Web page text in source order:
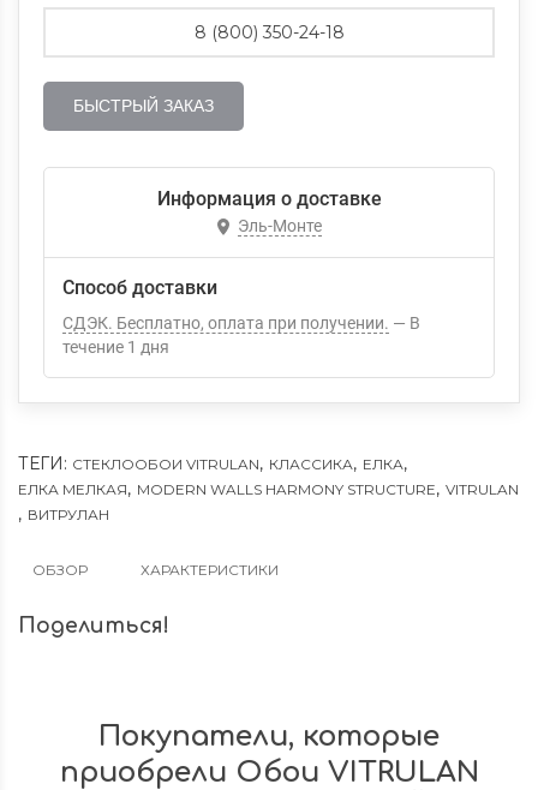
8 (800) 350-24-18
БЫСТРЫЙ ЗАКАЗ
Информация о доставке
Эль-Монте
Способ доставки
СДЭК. Бесплатно, оплата при получении.
В
течение 1 дня
ТЕГИ: СТЕКЛООБОИ VITRULAN, КЛАССИКА, ЕЛКА,
ЕЛКА МЕЛКАЯ, MODERN WALLS HARMONY STRUCTURE, VITRULAN
, ВИТРУЛАН
ОБЗОР ХАРАКТЕРИСТИКИ
Поделиться!
Покупатели, которые
приобрели Обои VITRULAN